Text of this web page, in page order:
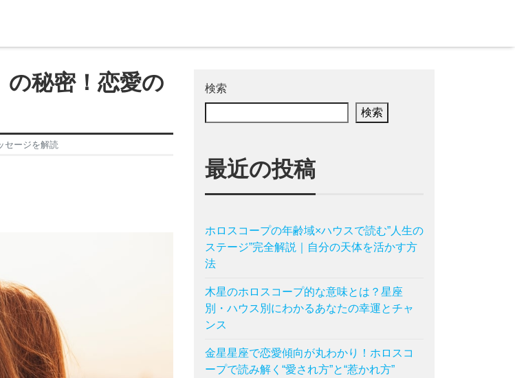
秘密！恋愛の
セージを解読
検索
検索
最近の投稿
ホロスコープの年齢域×ハウスで読む”人生の
ステージ”完全解説｜自分の天体を活かす方
法
木星のホロスコープ的な意味とは？星座
別・ハウス別にわかるあなたの幸運とチャ
ンス
金星星座で恋愛傾向が丸わかり！ホロスコ
ープで読み解く“愛され方”と“惹かれ方”